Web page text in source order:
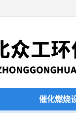
催化燃烧